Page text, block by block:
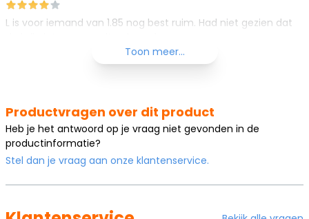
L is voor iemand van 1.85 nog best ruim. Had niet gezien dat
Toon meer...
Productvragen over dit product
Heb je het antwoord op je vraag niet gevonden in de
productinformatie?
Stel dan je vraag aan onze klantenservice.